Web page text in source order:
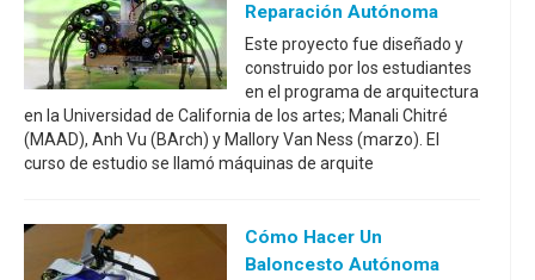
Reparación Autónoma
Este proyecto fue diseñado y
construido por los estudiantes
en el programa de arquitectura
en la Universidad de California de los artes; Manali Chitré
(MAAD), Anh Vu (BArch) y Mallory Van Ness (marzo). El
curso de estudio se llamó máquinas de arquite
Cómo Hacer Un
Baloncesto Autónoma